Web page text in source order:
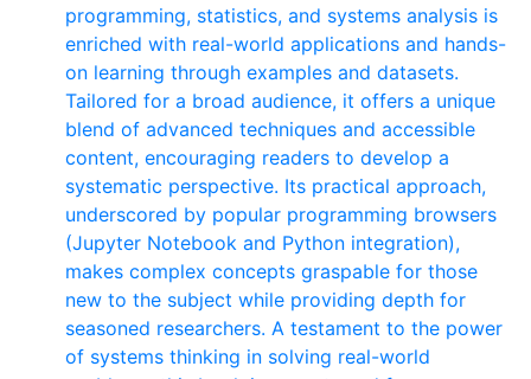
programming, statistics, and systems analysis is
enriched with real-world applications and hands-
on learning through examples and datasets.
Tailored for a broad audience, it offers a unique
blend of advanced techniques and accessible
content, encouraging readers to develop a
systematic perspective. Its practical approach,
underscored by popular programming browsers
(Jupyter Notebook and Python integration),
makes complex concepts graspable for those
new to the subject while providing depth for
seasoned researchers. A testament to the power
of systems thinking in solving real-world